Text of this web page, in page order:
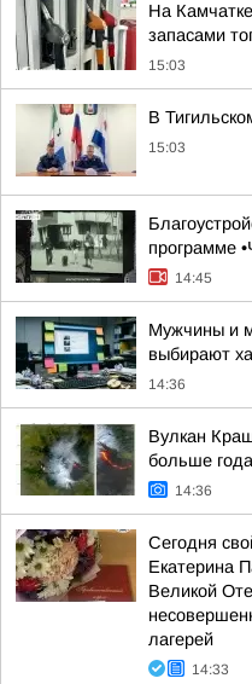
На
запасами
15:03
В
15:03
14:45
Мужчины и
выбирают
14:36
Вулкан
больше года
14:36
Сегодня
Екатерина
Великой
лагерей
14:33